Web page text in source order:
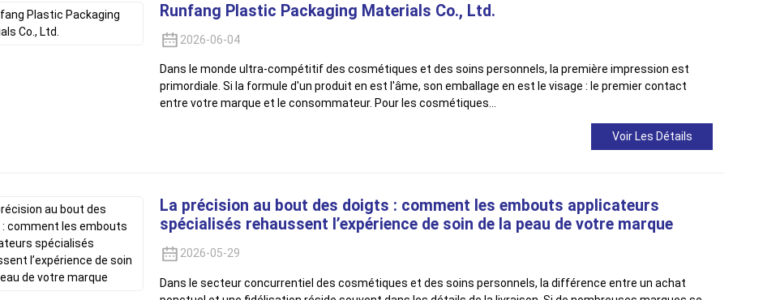
Runfang Plastic Packaging Materials Co., Ltd.
2026-06-04
Dans le monde ultra-compétitif des cosmétiques et des soins personnels, la première impression est
primordiale. Si la formule d'un produit en est l'âme, son emballage en est le visage : le premier contact
entre votre marque et le consommateur. Pour les cosmétiques…
Voir Les Détails
La précision au bout des doigts : comment les embouts applicateurs
spécialisés rehaussent l’expérience de soin de la peau de votre marque
2026-05-29
Dans le secteur concurrentiel des cosmétiques et des soins personnels, la différence entre un achat